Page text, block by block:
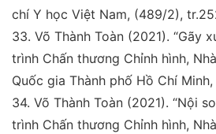
chí Y học Việt Nam, (489/2),
33. Võ Thành Toàn (2021). “Gãy
trình Chấn thương Chỉnh hình,
Quốc gia Thành phố Hồ Chí
34. Võ Thành Toàn (2021). “Nội
trình Chấn thương Chỉnh hình,